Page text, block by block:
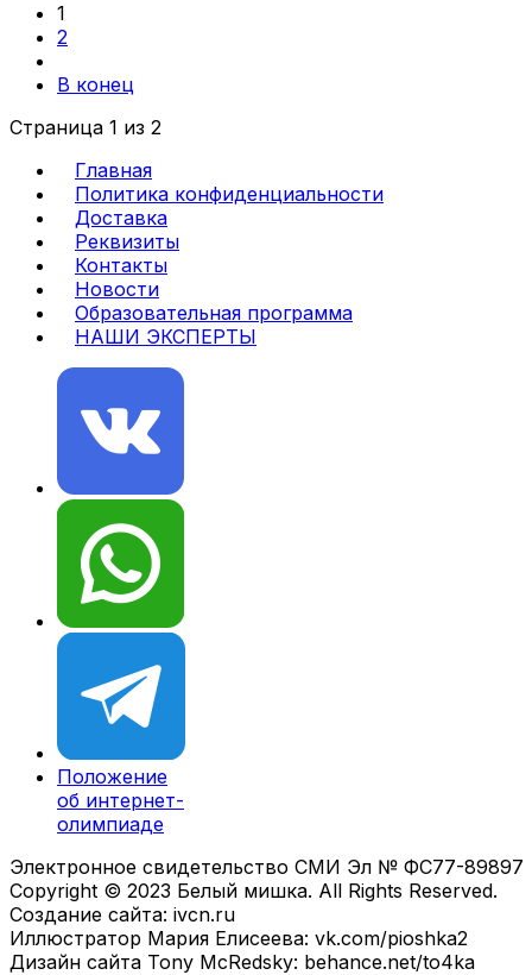
1
2
В конец
Страница 1 из 2
Главная
Политика конфиденциальности
Доставка
Реквизиты
Контакты
Новости
Образовательная программа
НАШИ ЭКСПЕРТЫ
Положение
об интернет-
олимпиаде
Электронное свидетельство СМИ Эл № ФС77-89897
Copyright © 2023 Белый мишка. All Rights Reserved.
Создание сайта: ivcn.ru
Иллюстратор Мария Елисеева: vk.com/pioshka2
Дизайн сайта Tony McRedsky: behance.net/to4ka